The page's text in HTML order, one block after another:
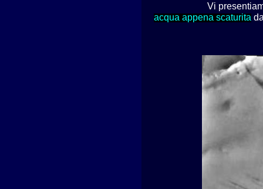
Vi
acqua appena scaturita